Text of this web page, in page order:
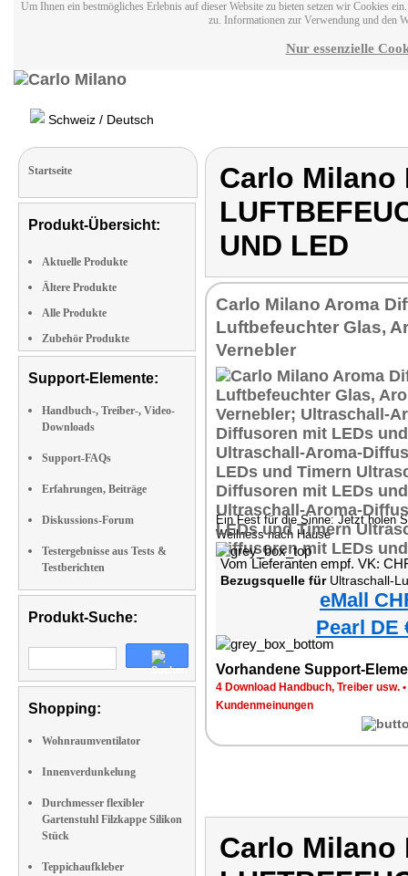
Um Ihnen ein bestmögliches Erlebnis auf dieser Website zu bieten setzen wir Cookies
zu. Informationen zur Verwendung und den
Nur essenzielle
Schweiz / Deutsch
Startseite
Produkt-Übersicht:
Aktuelle Produkte
Ältere Produkte
Alle Produkte
Zubehör Produkte
Support-Elemente:
Handbuch-, Treiber-, Video-
Downloads
Support-FAQs
Erfahrungen, Beiträge
Diskussions-Forum
Testergebnisse aus Tests &
Testberichten
Produkt-Suche:
Shopping:
Wohnraumventilator
Innenverdunkelung
Durchmesser flexibler
Gartenstuhl Filzkappe Silikon
Stück
Teppichaufkleber
Carlo Milano
UND LED
Carlo Milano Aroma
Luftbefeuchter Glas,
Vernebler
Ein Fest für die Sinne: Jetzt holen
Wellness nach Hause
Vom Lieferanten empf. VK:
Bezugsquelle fürUltraschall-
eMall
Pearl DE
Vorhandene Support-
4 Download Handbuch, Treiber usw. •
Kundenmeinungen
Carlo Milano